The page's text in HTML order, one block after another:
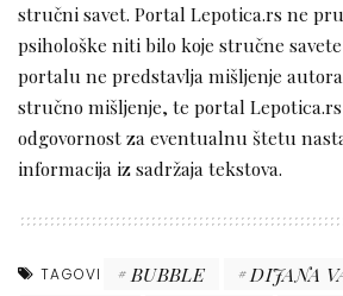
stručni savet. Portal Lepotica.rs ne
psihološke niti bilo koje stručne
portalu ne predstavlja mišljenje
stručno mišljenje, te portal
odgovornost za eventualnu štetu
informacija iz sadržaja tekstova.
TAGOVI BUBBLE
DIJANA